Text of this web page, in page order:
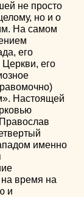
не просто
но и о
На самом
его
его
Настоящей
именно
на время на
и